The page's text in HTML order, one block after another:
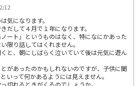
12
気になります。
だして４月で１年になります。
ート」というものはなく、特になにかあった
限り話してはくれません。
と、朝にしばらく泣いていて後は元気に遊ん
があったのかもしれないのですが、子供に聞
いって何かあるようには見えません。
切れるときがくるのでしょうか。